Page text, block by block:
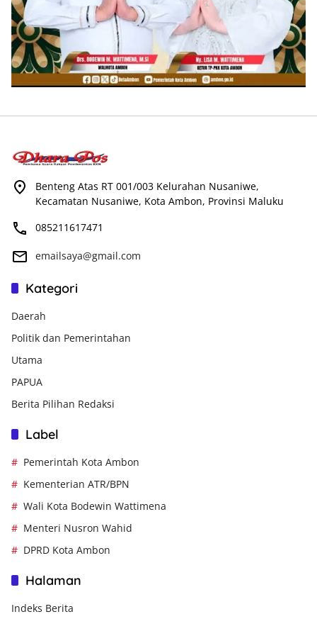
Benteng Atas RT 001/003 Kelurahan Nusaniwe,
Kecamatan Nusaniwe, Kota Ambon, Provinsi Maluku
085211617471
emailsaya@gmail.com
Kategori
Daerah
Politik dan Pemerintahan
Utama
PAPUA
Berita Pilihan Redaksi
Label
Pemerintah Kota Ambon
Kementerian ATR/BPN
Wali Kota Bodewin Wattimena
Menteri Nusron Wahid
DPRD Kota Ambon
Halaman
Indeks Berita